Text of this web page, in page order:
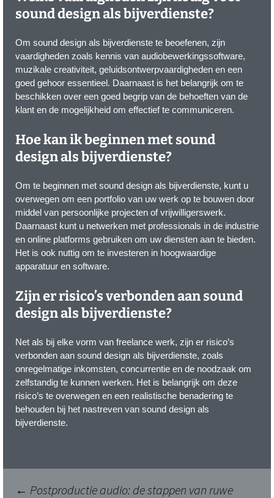
sound design als bijverdienste?
Om sound design als bijverdienste te beoefenen, zijn
vaardigheden zoals kennis van audiobewerkingssoftware,
muzikale creativiteit, geluidsontwerpvaardigheden en een
goed gehoor essentieel. Daarnaast is het belangrijk om te
beschikken over een goed begrip van de behoeften van de
klant en de mogelijkheid om effectief te communiceren.
Hoe kan ik beginnen met sound
design als bijverdienste?
Om te beginnen met sound design als bijverdienste, kunt u
overwegen om een portfolio van uw werk op te bouwen door
middel van persoonlijke projecten of vrijwilligerswerk.
Daarnaast kunt u netwerken met professionals in de industrie
en online platforms gebruiken om uw diensten aan te bieden.
Het is ook nuttig om te investeren in hoogwaardige
apparatuur en software.
Zijn er risico’s verbonden aan sound
design als bijverdienste?
Net als bij elke vorm van freelance werk, zijn er risico’s
verbonden aan sound design als bijverdienste, zoals
onregelmatige inkomsten, concurrentie en de noodzaak om
zelfstandig te kunnen werken. Het is belangrijk om deze
risico’s te overwegen en een realistische benadering te
behouden bij het nastreven van sound design als
bijverdienste.
Berichtnavigatie
← Postproductie audio: de stappen van ruwe